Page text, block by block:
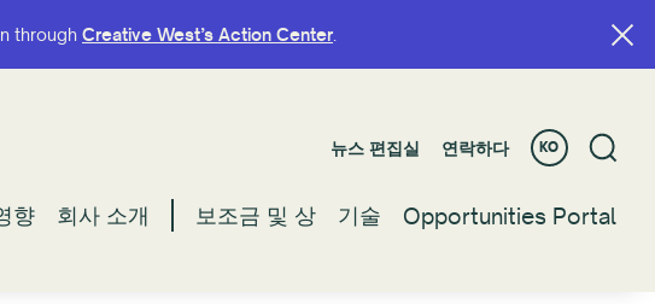
through Creative West’s Action Center.
뉴스 편집실 연락하다 KO
향 회사 소개 보조금 및 상 기술 Opportunities Portal
through Creative West’s Action Center.
뉴스 편집실 연락하다 KO
향 회사 소개 보조금 및 상 기술 Opportunities Portal